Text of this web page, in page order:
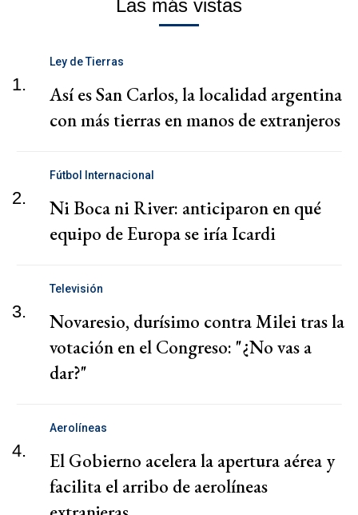
Las más vistas
1.
Ley de Tierras
Así es San Carlos, la localidad argentina
con más tierras en manos de extranjeros
2.
Fútbol Internacional
Ni Boca ni River: anticiparon en qué
equipo de Europa se iría Icardi
3.
Televisión
Novaresio, durísimo contra Milei tras la
votación en el Congreso: "¿No vas a
dar?"
4.
Aerolíneas
El Gobierno acelera la apertura aérea y
facilita el arribo de aerolíneas